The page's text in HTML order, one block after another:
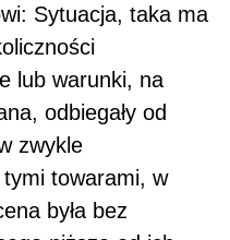
Sytuacja, taka ma
lub warunki, na
odbiegały od
zwykle
towarami, w
była bez